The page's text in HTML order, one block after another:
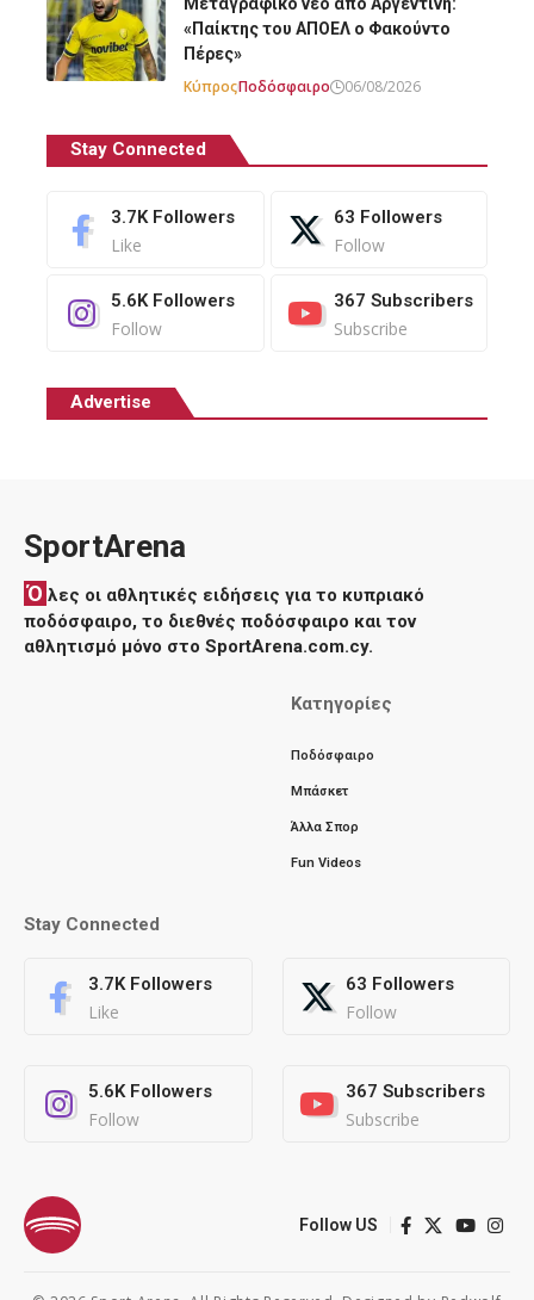
«Παίκτης του ΑΠΟΕΛ ο Φακούντο
Πέρες»
ΚύπροςΠοδόσφαιρο 06/08/2026
Stay Connected
3.7K Followers
Like
63 Followers
Follow
5.6K Followers
Follow
367 Subscribers
Subscribe
Advertise
SportArena
Ό λες οι αθλητικές ειδήσεις για το κυπριακό
ποδόσφαιρο, το διεθνές ποδόσφαιρο και τον
αθλητισμό μόνο στο SportArena.com.cy.
Κατηγορίες
Ποδόσφαιρο
Μπάσκετ
Άλλα Σπορ
Fun Videos
Stay Connected
3.7K Followers
Like
63 Followers
Follow
5.6K Followers
Follow
367 Subscribers
Subscribe
Follow US